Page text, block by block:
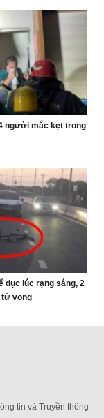
người mắc kẹt trong
dục lúc rạng sáng, 2
vong
tin và Truyền thông